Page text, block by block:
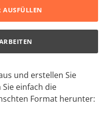
und erstellen Sie
einfach die
Format herunter:
AUSFÜLLEN